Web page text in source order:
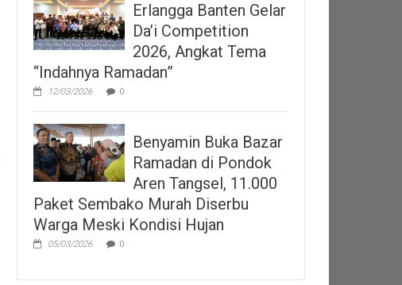
Erlangga Banten Gelar
Da’i Competition
2026, Angkat Tema
“Indahnya Ramadan”
12/03/2026 0
Benyamin Buka Bazar
Ramadan di Pondok
Aren Tangsel, 11.000
Paket Sembako Murah Diserbu
Warga Meski Kondisi Hujan
05/03/2026 0